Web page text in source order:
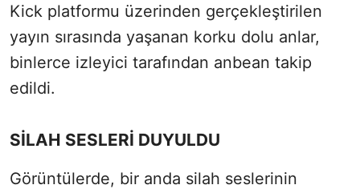
Kick platformu üzerinden gerçekleştirilen
yayın sırasında yaşanan korku dolu anlar,
binlerce izleyici tarafından anbean takip
edildi.
SİLAH SESLERİ DUYULDU
Görüntülerde, bir anda silah seslerinin